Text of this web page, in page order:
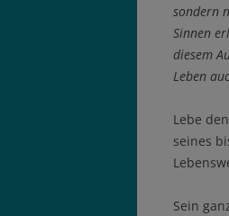
sondern
Sinnen
diesem
Leben
Lebe
seines
Sein